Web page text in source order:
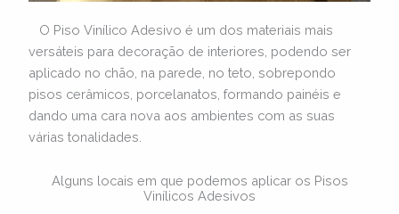
O Piso Vinílico Adesivo é um dos materiais mais
versáteis para decoração de interiores, podendo ser
aplicado no chão, na parede, no teto, sobrepondo
pisos cerâmicos, porcelanatos, formando painéis e
dando uma cara nova aos ambientes com as suas
várias tonalidades.
Alguns locais em que podemos aplicar os Pisos
Vinílicos Adesivos